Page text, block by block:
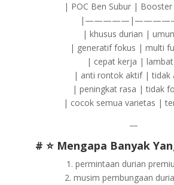
| POC Ben Subur |
| khusus durian |
| generatif fokus | multi
| cepat kerja |
| anti rontok aktif | tidak
| peningkat rasa | tidak
| cocok semua varietas |
—
# ⭐ Mengapa Banyak
1. permintaan durian
2. musim pembungaan